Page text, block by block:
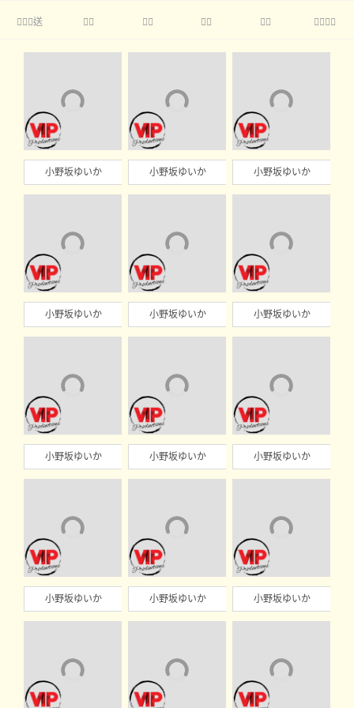
送     
小野坂ゆいか 小野坂ゆいか 小野坂ゆいか
小野坂ゆいか 小野坂ゆいか 小野坂ゆいか
小野坂ゆいか 小野坂ゆいか 小野坂ゆいか
小野坂ゆいか 小野坂ゆいか 小野坂ゆいか